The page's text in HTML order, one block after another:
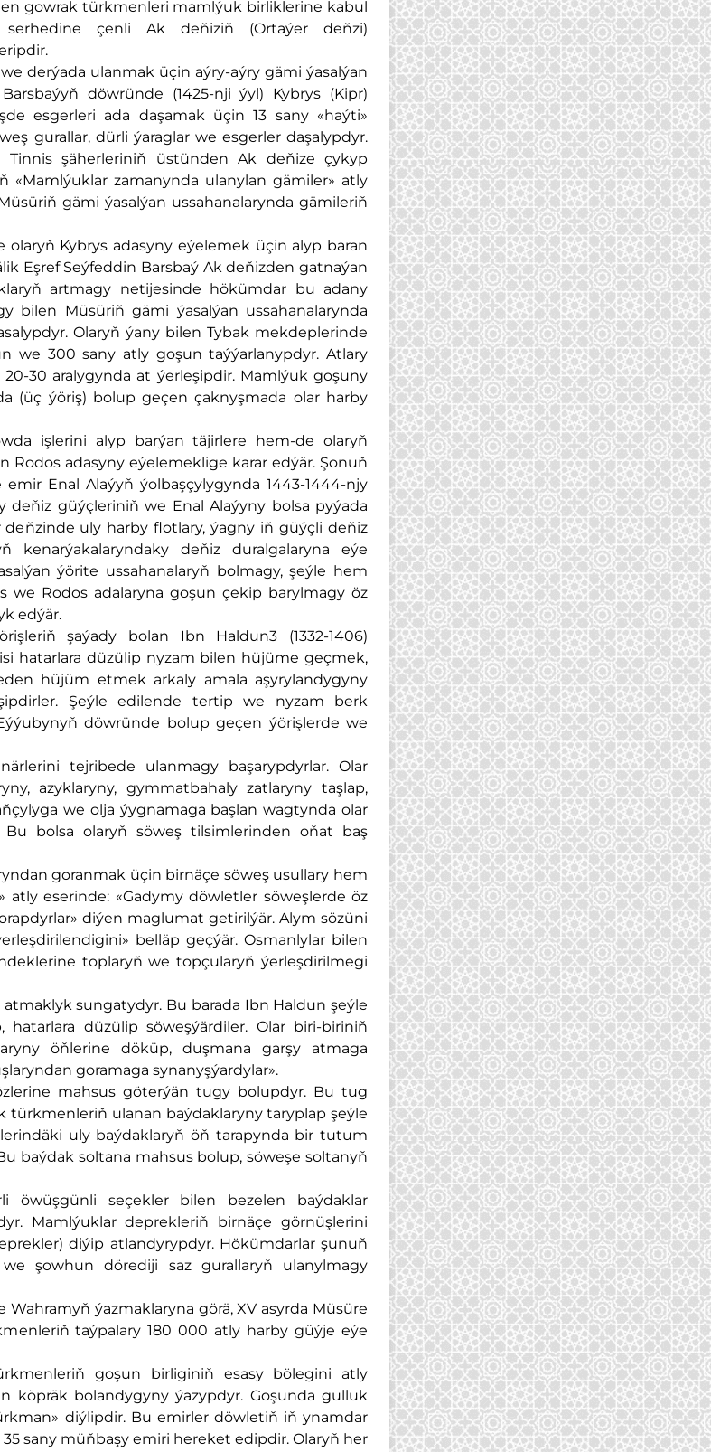
gowrak türkmenleri mamlýuk birliklerine kabul
çenli Ak deňiziň (Ortaýer deňzi)
derýada ulanmak üçin aýry-aýry gämi ýasalýan
döwründe (1425-nji ýyl) Kybrys (Kipr)
esgerleri ada daşamak üçin 13 sany «haýti»
gurallar, dürli ýaraglar we esgerler daşalypdyr.
şäherleriniň üstünden Ak deňize çykyp
«Mamlýuklar zamanynda ulanylan gämiler» atly
gämi ýasalýan ussahanalarynda gämileriň
Kybrys adasyny eýelemek üçin alyp baran
Eşref Seýfeddin Barsbaý Ak deňizden gatnaýan
artmagy netijesinde hökümdar bu adany
bilen Müsüriň gämi ýasalýan ussahanalarynda
Olaryň ýany bilen Tybak mekdeplerinde
we 300 sany atly goşun taýýarlanypdyr. Atlary
30 aralygynda at ýerleşipdir. Mamlýuk goşuny
(üç ýöriş) bolup geçen çaknyşmada olar harby
işlerini alyp barýan täjirlere hem-de olaryň
adasyny eýelemeklige karar edýär. Şonuň
Enal Alaýyň ýolbaşçylygynda 1443-1444-njy
deňiz güýçleriniň we Enal Alaýyny bolsa pyýada
uly harby flotlary, ýagny iň güýçli deňiz
kenarýakalaryndaky deňiz duralgalaryna eýe
ýörite ussahanalaryň bolmagy, şeýle hem
we Rodos adalaryna goşun çekip barylmagy öz
edýär.
şaýady bolan Ibn Haldun3 (1332-1406)
hatarlara düzülip nyzam bilen hüjüme geçmek,
hüjüm etmek arkaly amala aşyrylandygyny
Şeýle edilende tertip we nyzam berk
döwründe bolup geçen ýörişlerde we
tejribede ulanmagy başarypdyrlar. Olar
azyklaryny, gymmatbahaly zatlaryny taşlap,
we olja ýygnamaga başlan wagtynda olar
bolsa olaryň söweş tilsimlerinden oňat baş
goranmak üçin birnäçe söweş usullary hem
eserinde: «Gadymy döwletler söweşlerde öz
diýen maglumat getirilýär. Alym sözüni
belläp geçýär. Osmanlylar bilen
toplaryň we topçularyň ýerleşdirilmegi
sungatydyr. Bu barada Ibn Haldun şeýle
düzülip söweşýärdiler. Olar biri-biriniň
öňlerine döküp, duşmana garşy atmaga
goramaga synanyşýardylar».
mahsus göterýän tugy bolupdyr. Bu tug
ulanan baýdaklaryny taryplap şeýle
uly baýdaklaryň öň tarapynda bir tutum
baýdak soltana mahsus bolup, söweşe soltanyň
öwüşgünli seçekler bilen bezelen baýdaklar
Mamlýuklar deprekleriň birnäçe görnüşlerini
diýip atlandyrypdyr. Hökümdarlar şunuň
şowhun dörediji saz gurallaryň ulanylmagy
ýazmaklaryna görä, XV asyrda Müsüre
taýpalary 180 000 atly harby güýje eýe
goşun birliginiň esasy bölegini atly
köpräk bolandygyny ýazypdyr. Goşunda gulluk
diýlipdir. Bu emirler döwletiň iň ynamdar
sany müňbaşy emiri hereket edipdir. Olaryň her